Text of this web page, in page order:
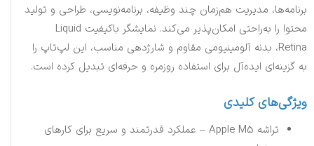
برنامه‌ها، مدیریت هم‌زمان چند وظیفه، برنامه‌نویسی، طراحی و تولید
محتوا را به‌راحتی امکان‌پذیر می‌کند. نمایشگر باکیفیت Liquid
Retina، بدنه آلومینیومی مقاوم و شارژدهی مناسب، این لپ‌تاپ را
به گزینه‌ای ایده‌آل برای استفاده روزمره و حرفه‌ای تبدیل کرده است.
ویژگی‌های کلیدی
تراشه Apple M5 – عملکرد قدرتمند و سریع برای کارهای